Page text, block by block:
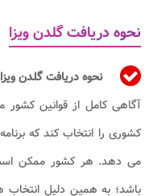
نحوه دریافت گلدن ویزا
نحوه دریافت گلدن ویزا
آگاهی کامل از قوانین
کشوری را انتخاب کند که
می دهد. هر کشور ممکن است
باشد؛ به همین دلیل انتخاب